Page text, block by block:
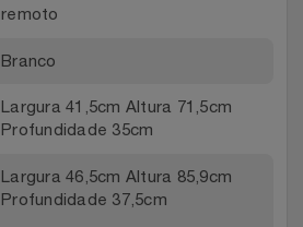
remoto
Branco
Largura 41,5cm Altura 71,5cm
Profundidade 35cm
Largura 46,5cm Altura 85,9cm
Profundidade 37,5cm